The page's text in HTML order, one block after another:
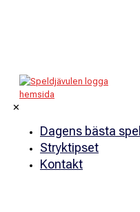
✕
Dagens bästa spel
Stryktipset
Kontakt